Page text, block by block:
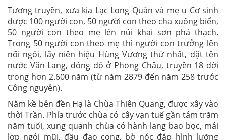
Tương truyền, xưa kia Lạc Long Quân và mẹ u Cơ sinh
được 100 người con, 50 người con theo cha xuống biển,
50 người con theo mẹ lên núi khai sơn phá thạch.
Trong 50 người con theo mẹ thì người con trưởng lên
nối ngôi, lấy niên hiệu Hùng Vương thứ nhất, đặt tên
nước Văn Lang, đóng đô ở Phong Châu, truyền 18 đời
trong hơn 2.600 năm (từ năm 2879 đến năm 258 trước
Công nguyên).
Nằm kề bên đền Hạ là Chùa Thiên Quang, được xây vào
thời Trần. Phía trước chùa có cây vạn tuế gần tám trăm
năm tuổi, xung quanh chùa có hành lang bao bọc, mái
lợp ngói mũi, đầu đao cong, bờ nóc đắp hình lưỡng